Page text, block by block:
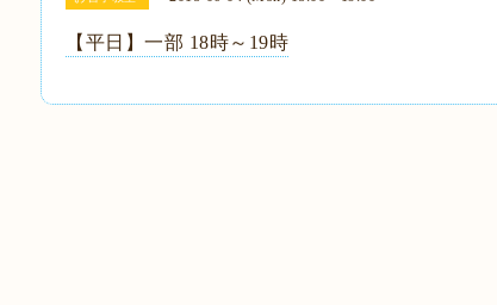
【平日】一部 18時～19時